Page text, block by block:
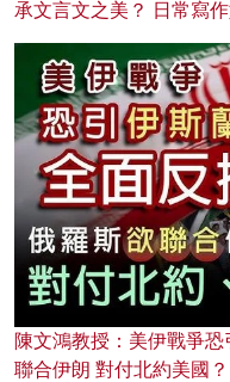
承文言文之美？ 日常寫
陳文鴻教授：美伊戰爭
聯合伊朗 對付北約美國？